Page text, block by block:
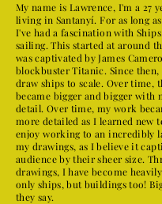
My name is Lawrence, I'm a 27
living in Santanyí. For as long
I've had a fascination with
sailing. This started at around
was captivated by James
blockbuster Titanic. Since then,
draw ships to scale. Over time,
became bigger and bigger with
detail. Over time, my work
more detailed as I learned new
enjoy working to an incredibly
my drawings, as I believe it
audience by their sheer size.
drawings, I have become
only ships, but buildings too!
they say.